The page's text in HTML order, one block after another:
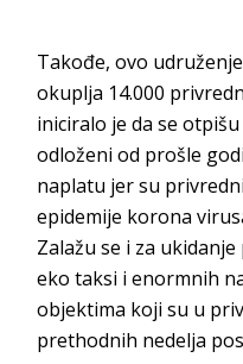
Takođe, ovo
okuplja 14.000
iniciralo je da se
odloženi od prošle
naplatu jer su
epidemije korona
Zalažu se i za
eko taksi i enormnih
objektima koji su u
prethodnih nedelja